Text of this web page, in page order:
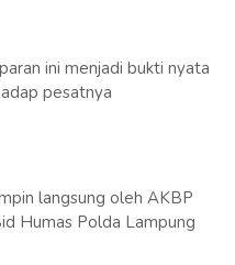
ini menjadi bukti nyata
pesatnya
langsung oleh AKBP
Humas Polda Lampung